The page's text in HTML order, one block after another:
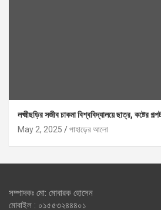
লক্ষ্মীছড়ির সজীব চাকমা বিশ্ববিদ্যালয়ে ছাত্র, কষ্টের
May 2, 2025
পাহাড়ের আলো
সম্পাদকঃ মো: মোবারক হোসেন
মোবাইল : ০১৫৫৩২৪৪৪০১